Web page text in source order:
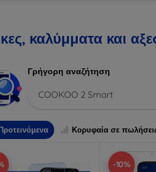
καλύμματα και
Γρήγορη αναζήτηση
COOKOO 2 Smart
Κορυφαία σε
-10%